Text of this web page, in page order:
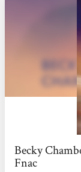
Becky
Fnac